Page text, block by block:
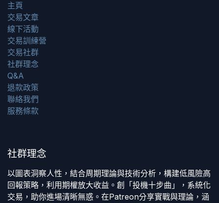
主頁
交易文章
線下活動
交易訓練營
交易社群
社群理念
Q&A
退款政策
聯絡我們
服務條款
社群理念
以圖表洞察人性，結合周期理論與技術分析，構建低風險高
回報策略，利用期權放大收益。創「投機十步曲」，系統化
交易，助你進場清晰無惑。在Patreon分享實戰與理論，涵